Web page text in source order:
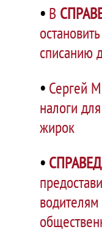
• В
списанию
• Сергей
налоги
жирок
•